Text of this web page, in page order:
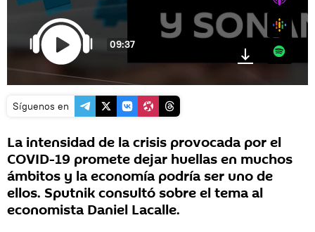
09:37
Google
Spotify
Síguenos en
La intensidad de la crisis provocada por el
COVID-19 promete dejar huellas en muchos
ámbitos y la economía podría ser uno de
ellos. Sputnik consultó sobre el tema al
economista Daniel Lacalle.